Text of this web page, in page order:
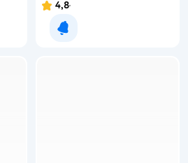
4,8
Уведомить о появлении